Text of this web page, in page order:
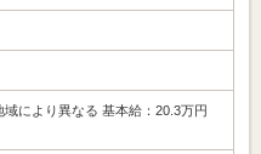
により異なる 基本給：20.3万円